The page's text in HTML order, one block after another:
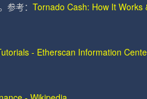
考： Tornado Cash: How It Works
- Etherscan Information